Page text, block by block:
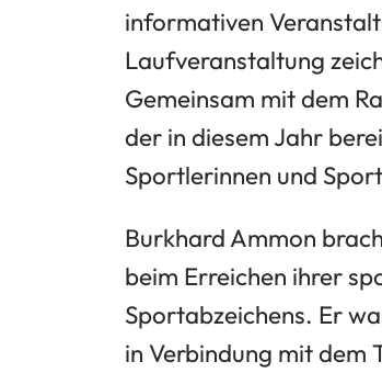
informativen
Laufveranstaltung
Gemeinsam mit dem
der in diesem Jahr
Sportlerinnen und
Burkhard Ammon
beim Erreichen ihrer
Sportabzeichens. Er
in Verbindung mit dem